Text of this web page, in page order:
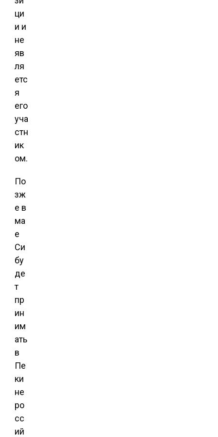
ци
и и
не
яв
ля
етс
я
его
уча
стн
ик
ом.
По
зж
е в
ма
е
Си
бу
де
т
пр
ин
им
ать
в
Пе
ки
не
ро
сс
ий